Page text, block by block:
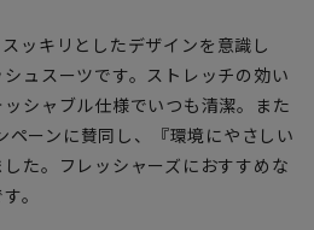
ッキリとしたデザインを意識し
ュスーツです。ストレッチの効い
シャブル仕様でいつも清潔。また
ーンに賛同し、『環境にやさしい
た。フレッシャーズにおすすめな
。